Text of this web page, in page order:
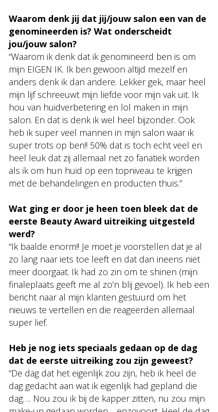
Waarom denk jij dat jij/jouw salon een van de
genomineerden is? Wat onderscheidt
jou/jouw salon?
“Waarom ik denk dat ik genomineerd ben is om
mijn EIGEN IK. Ik ben gewoon altijd mezelf en
anders denk ik dan andere. Lekker gek, maar heel
mijn lijf schreeuwt mijn liefde voor mijn vak uit. Ik
hou van huidverbetering en lol maken in mijn
salon. En dat is denk ik wel heel bijzonder. Ook
heb ik super veel mannen in mijn salon waar ik
super trots op ben!! 50% dat is toch echt veel en
heel leuk dat zij allemaal net zo fanatiek worden
als ik om hun huid op een topniveau te krijgen
met de behandelingen en producten thuis.”
Wat ging er door je heen toen bleek dat de
eerste Beauty Award uitreiking uitgesteld
werd?
“Ik baalde enorm!! Je moet je voorstellen dat je al
zo lang naar iets toe leeft en dat dan ineens niet
meer doorgaat. Ik had zo zin om te shinen (mijn
finaleplaats geeft me al zo’n blij gevoel). Ik heb een
bericht naar al mijn klanten gestuurd om het
nieuws te vertellen en die reageerden allemaal
super lief.
Heb je nog iets speciaals gedaan op de dag
dat de eerste uitreiking zou zijn geweest?
“De dag dat het eigenlijk zou zijn, heb ik heel de
dag gedacht aan wat ik eigenlijk had gepland die
dag…. Nou zou ik bij de kapper zitten, nu zou mijn